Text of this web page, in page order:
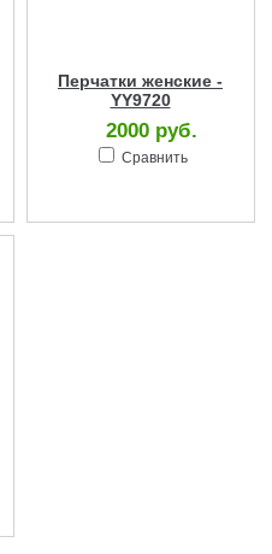
Перчатки женские -
YY9720
2000 руб.
Сравнить